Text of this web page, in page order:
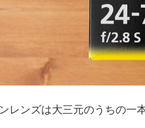
レンズは大三元のうちの一